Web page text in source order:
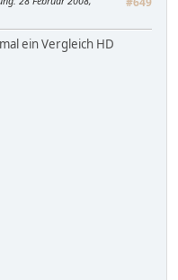
ein Vergleich HD